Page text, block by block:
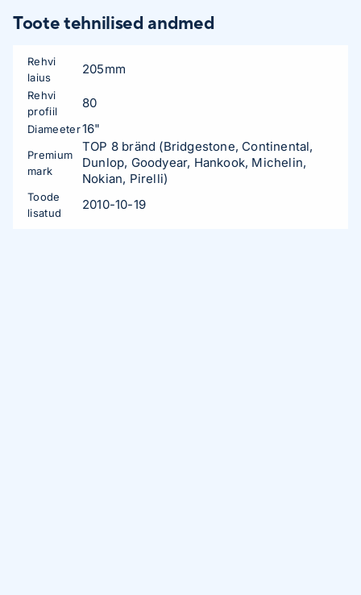
Toote tehnilised andmed
Rehvi
laius
205mm
Rehvi
profiil
80
Diameeter16"
Premium
mark
TOP 8 bränd (Bridgestone, Continental,
Dunlop, Goodyear, Hankook, Michelin,
Nokian, Pirelli)
Toode
lisatud
2010-10-19